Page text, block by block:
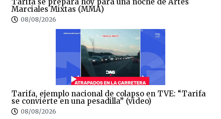
Tarifa se prepara hoy para una noche de Artes
Marciales Mixtas (MMA)
08/08/2026
Tarifa, ejemplo nacional de colapso en TVE: “Tarifa
se convierte en una pesadilla” (video)
08/08/2026